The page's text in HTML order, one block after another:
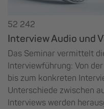
52 242
Interview Audio und
Das Seminar vermittelt
Interviewführung: Von
bis zum konkreten
Unterschiede zwischen
Interviews werden